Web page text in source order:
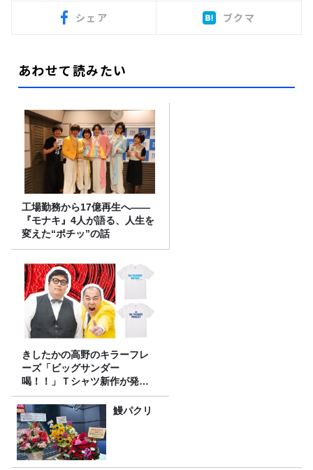
シェア ブクマ
あわせて読みたい
工場勤務から17億再生へ——
『モナキ』4人が語る、人生を
変えた“ポチッ”の話
きしたかの高野のキラーフレ
ーズ「ビッグサンダー
喝！！」Ｔシャツ新作が発売
決定！
鰻パクリ